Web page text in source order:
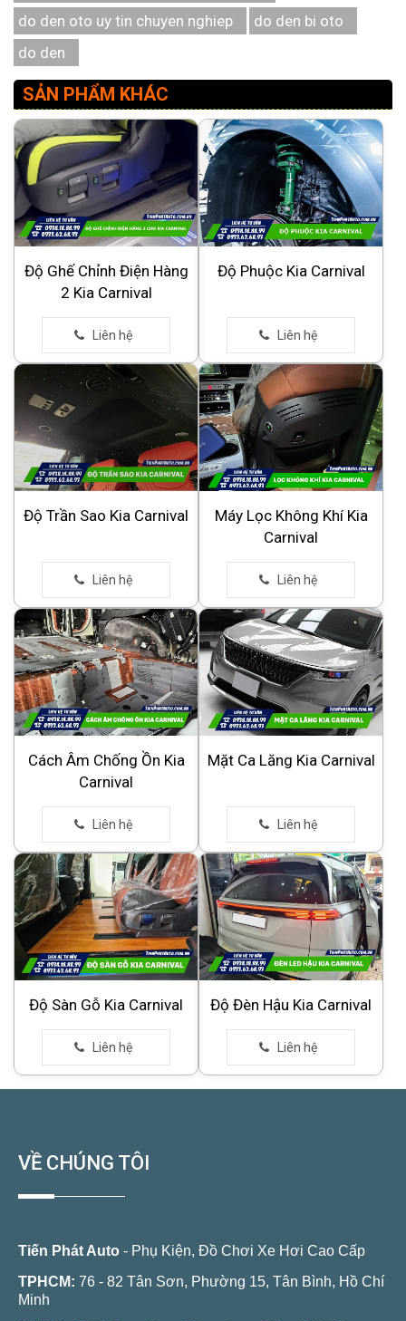
do den oto uy tin chuyen nghiep
do den bi oto
do den
SẢN PHẨM KHÁC
Độ Ghế Chỉnh Điện Hàng
2 Kia Carnival
Độ Phuộc Kia Carnival
Độ Trần Sao Kia Carnival
Máy Lọc Không Khí Kia
Carnival
Cách Âm Chống Ồn Kia
Carnival
Mặt Ca Lăng Kia Carnival
Độ Sàn Gỗ Kia Carnival Độ Đèn Hậu Kia Carnival
VỀ CHÚNG TÔI
Tiến Phát Auto - Phụ Kiện, Đồ Chơi Xe Hơi Cao Cấp
TPHCM: 76 - 82 Tân Sơn, Phường 15, Tân Bình, Hồ Chí
Minh